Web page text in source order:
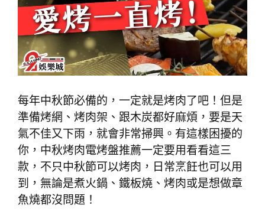
每年中秋節必備的，一定就是烤肉了吧！但是
準備烤網、烤肉架、跟木炭都好麻煩，要是天
氣不佳又下雨，就會非常掃興。有這樣困擾的
你，中秋烤肉電烤盤推薦一定要用看看這三
款，不只中秋節可以烤肉，日常烹飪也可以用
到，無論是煮火鍋、鐵板燒、烤肉或是想做章
魚燒都沒問題！